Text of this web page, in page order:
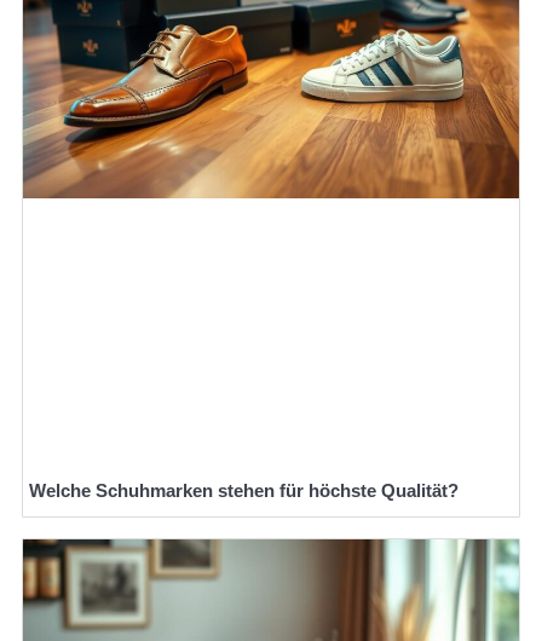
Welche Schuhmarken stehen für höchste Qualität?